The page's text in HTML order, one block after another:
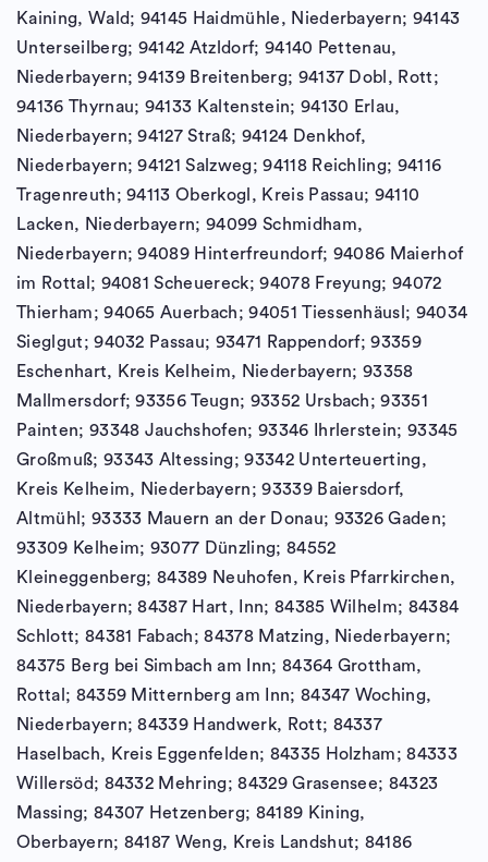
Kaining, Wald; 94145 Haidmühle, Niederbayern; 94143
Unterseilberg; 94142 Atzldorf; 94140 Pettenau,
Niederbayern; 94139 Breitenberg; 94137 Dobl, Rott;
94136 Thyrnau; 94133 Kaltenstein; 94130 Erlau,
Niederbayern; 94127 Straß; 94124 Denkhof,
Niederbayern; 94121 Salzweg; 94118 Reichling; 94116
Tragenreuth; 94113 Oberkogl, Kreis Passau; 94110
Lacken, Niederbayern; 94099 Schmidham,
Niederbayern; 94089 Hinterfreundorf; 94086 Maierhof
im Rottal; 94081 Scheuereck; 94078 Freyung; 94072
Thierham; 94065 Auerbach; 94051 Tiessenhäusl; 94034
Sieglgut; 94032 Passau; 93471 Rappendorf; 93359
Eschenhart, Kreis Kelheim, Niederbayern; 93358
Mallmersdorf; 93356 Teugn; 93352 Ursbach; 93351
Painten; 93348 Jauchshofen; 93346 Ihrlerstein; 93345
Großmuß; 93343 Altessing; 93342 Unterteuerting,
Kreis Kelheim, Niederbayern; 93339 Baiersdorf,
Altmühl; 93333 Mauern an der Donau; 93326 Gaden;
93309 Kelheim; 93077 Dünzling; 84552
Kleineggenberg; 84389 Neuhofen, Kreis Pfarrkirchen,
Niederbayern; 84387 Hart, Inn; 84385 Wilhelm; 84384
Schlott; 84381 Fabach; 84378 Matzing, Niederbayern;
84375 Berg bei Simbach am Inn; 84364 Grottham,
Rottal; 84359 Mitternberg am Inn; 84347 Woching,
Niederbayern; 84339 Handwerk, Rott; 84337
Haselbach, Kreis Eggenfelden; 84335 Holzham; 84333
Willersöd; 84332 Mehring; 84329 Grasensee; 84323
Massing; 84307 Hetzenberg; 84189 Kining,
Oberbayern; 84187 Weng, Kreis Landshut; 84186